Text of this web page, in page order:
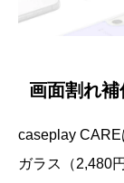
画面割れ
caseplay
ガラス（2,480